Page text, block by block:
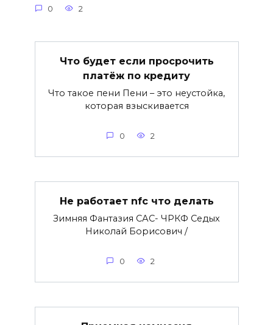
0 2
Что будет если просрочить
платёж по кредиту
Что такое пени Пени – это неустойка,
которая взыскивается
0 2
Не работает nfc что делать
Зимняя Фантазия САС- ЧРКФ Седых
Николай Борисович /
0 2